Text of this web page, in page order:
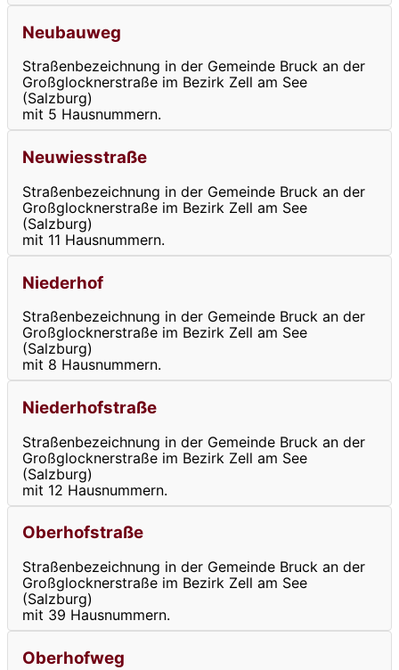
Neubauweg
Straßenbezeichnung in der Gemeinde Bruck an der
Großglocknerstraße im Bezirk Zell am See
(Salzburg)
mit 5 Hausnummern.
Neuwiesstraße
Straßenbezeichnung in der Gemeinde Bruck an der
Großglocknerstraße im Bezirk Zell am See
(Salzburg)
mit 11 Hausnummern.
Niederhof
Straßenbezeichnung in der Gemeinde Bruck an der
Großglocknerstraße im Bezirk Zell am See
(Salzburg)
mit 8 Hausnummern.
Niederhofstraße
Straßenbezeichnung in der Gemeinde Bruck an der
Großglocknerstraße im Bezirk Zell am See
(Salzburg)
mit 12 Hausnummern.
Oberhofstraße
Straßenbezeichnung in der Gemeinde Bruck an der
Großglocknerstraße im Bezirk Zell am See
(Salzburg)
mit 39 Hausnummern.
Oberhofweg